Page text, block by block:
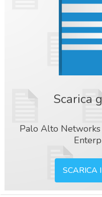
Scarica
Palo Alto Networks
SCARICA